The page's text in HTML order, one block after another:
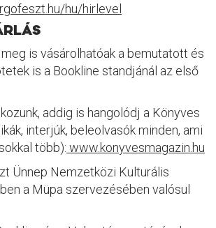
hu/hirlevel
is vásárolhatóak a bemutatott és
is a Bookline standjánál az első
addig is hangolódj a Könyves
interjúk, beleolvasók minden, ami
több): www.konyvesmagazin.hu
Ünnep Nemzetközi Kulturális
a Müpa szervezésében valósul